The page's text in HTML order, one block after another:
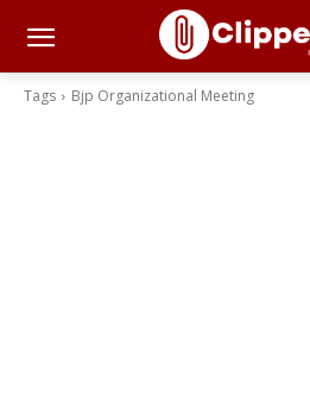
Tags Bjp Organizational Meeting